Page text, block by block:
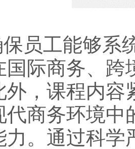
员工能够系
国际商务、
外，课程内
代商务环境
力。通过科学